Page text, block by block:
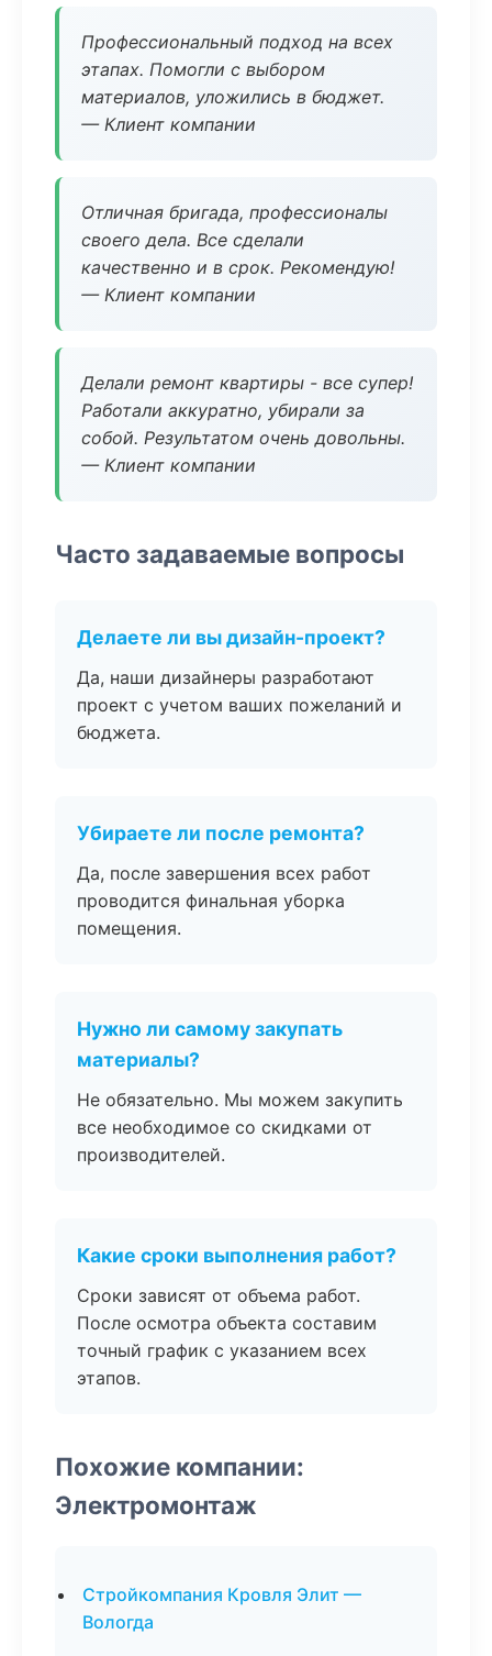
Профессиональный подход на всех
этапах. Помогли с выбором
материалов, уложились в бюджет.
— Клиент компании
Отличная бригада, профессионалы
своего дела. Все сделали
качественно и в срок. Рекомендую!
— Клиент компании
Делали ремонт квартиры - все супер!
Работали аккуратно, убирали за
собой. Результатом очень довольны.
— Клиент компании
Часто задаваемые вопросы
Делаете ли вы дизайн-проект?
Да, наши дизайнеры разработают
проект с учетом ваших пожеланий и
бюджета.
Убираете ли после ремонта?
Да, после завершения всех работ
проводится финальная уборка
помещения.
Нужно ли самому закупать
материалы?
Не обязательно. Мы можем закупить
все необходимое со скидками от
производителей.
Какие сроки выполнения работ?
Сроки зависят от объема работ.
После осмотра объекта составим
точный график с указанием всех
этапов.
Похожие компании:
Электромонтаж
Стройкомпания Кровля Элит —
Вологда